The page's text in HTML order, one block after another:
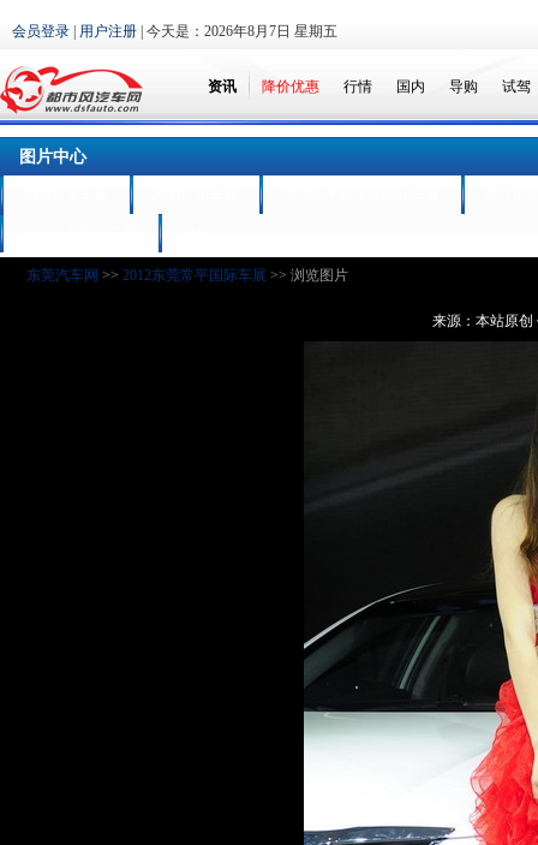
会员登录 用户注册 | 今天是： 2026年8月7日 星期五
资讯 降价优惠 行情 国内 导购 试驾
图片中心
东莞汽车网 >> 2012东莞常平国际车展 >> 浏览图片
来源：本站原创